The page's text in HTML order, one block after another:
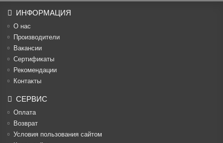
ИНФОРМАЦИЯ
О нас
Производители
Вакансии
Cертификаты
Рекомендации
Контакты
СЕРВИС
Оплата
Возврат
Условия пользования сайтом